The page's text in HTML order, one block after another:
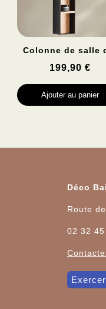
Aperçu rapide
199,90 €
Ajouter au panier
Déco
Route
02 32